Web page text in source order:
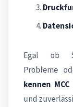
Egal ob
Probleme
kennen MCC
und